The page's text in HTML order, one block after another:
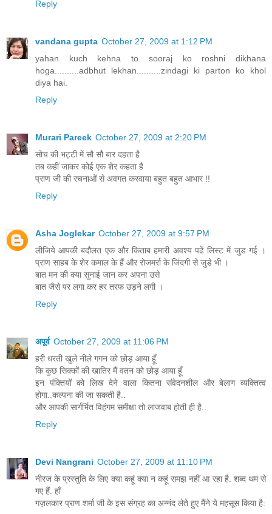
Reply
vandana gupta October 27, 2009 at 1:12 PM
yahan kuch kehna to sooraj ko roshni dikhana
hoga..........adbhut lekhan..........zindagi ki parton ko khol
diya hai.
Reply
Murari Pareek October 27, 2009 at 2:20 PM
सोच की भट्टी में सौ सौ बार दहता है
तब कहीं जाकर कोई एक शेर कहता है
प्राण जी की रचनाओं से अवगत करवाया बहुत बहुत आभार !!
Reply
Asha Joglekar October 27, 2009 at 9:57 PM
लीजिये आपकी बदौलत एक और किताब हमारी अवश्य पढें लिस्ट में जुड गई ।
प्राण साहब के शेर कमाल के हैं और रोजमर्रा के जिंदगी से जुडे भी ।
बात मन की क्या सुनाई जान कर अपना उसे
बात जैसे पर लगा कर हर तरफ उड़ने लगी ।
Reply
अपूर्व October 27, 2009 at 11:06 PM
हरी धरती खुले नीले गगन को छोड़ आया हूँ
कि कुछ सिक्कों की खातिर मैं वतन को छोड़ आया हूँ
इन पंक्तियों को लिख देने वाला कितना संवेदनशील और बेलाग व्यक्तित्व
होगा..कल्पना की जा सकती है..
और आपकी सार्गर्भित विहंगम समीक्षा तो लाजवाब होती ही है..
Reply
Devi Nangrani October 27, 2009 at 11:10 PM
नीरज के प्रस्तुति के लिए क्या कहूं क्या न कहूं समझ नहीं आ रहा है. शब्द थम से
गए हैं. हाँ
गज़लकार प्राण शर्मा जी के इस संग्रह का अन्नंद लेते हुए मैंने ये महसूस किया है: